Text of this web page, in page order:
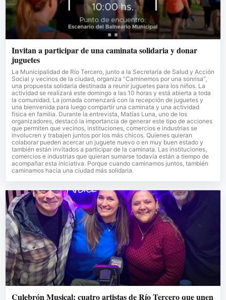
Invitan a participar de una caminata solidaria y donar
juguetes
La Municipalidad de Río Tercero, junto a la Secretaría de Salud y Acción
Social y vecinos de la ciudad, organiza “Caminemos por una sonrisa”,
una propuesta solidaria destinada a reunir juguetes para los niños. La
actividad se realizará este domingo a las 10 horas y está abierta a toda
la comunidad. La jornada comenzará con la recepción de juguetes y
una bienvenida para luego compartir una caminata y una actividad
física en familia. Durante la entrevista, Matías Luna, uno de los
organizadores, destacó la importancia de generar este tipo de acciones
que permiten que vecinos, instituciones, comercios e industrias se
involucren y trabajen juntos por los más chicos. Quienes quieran
colaborar pueden acercar un juguete nuevo o en muy buen estado y
también están invitados a participar de la caminata. Las instituciones,
comercios e industrias que quieran sumarse todavía están a tiempo de
acompañar esta iniciativa. Porque cuando caminamos juntos, también
caminamos hacia una ciudad más solidaria.
Culebrón Musical: cuatro artistas de Río Tercero que unen